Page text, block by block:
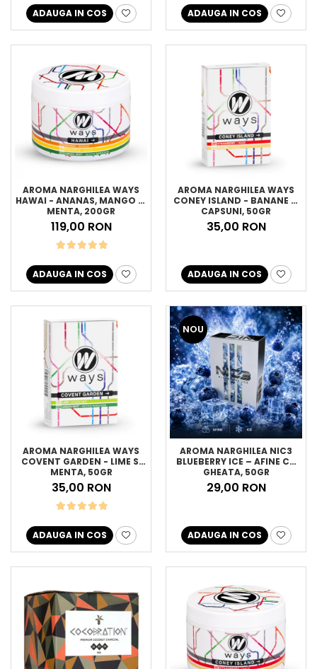
ADAUGA IN COS ADAUGA IN COS
AROMA NARGHILEA WAYS
HAWAI - ANANAS, MANGO SI
MENTA, 200GR
119,00 RON
ADAUGA IN COS
AROMA NARGHILEA WAYS
CONEY ISLAND - BANANE SI
CAPSUNI, 50GR
35,00 RON
ADAUGA IN COS
AROMA NARGHILEA WAYS
COVENT GARDEN - LIME SI
MENTA, 50GR
35,00 RON
ADAUGA IN COS
NOU
AROMA NARGHILEA NIC3
BLUEBERRY ICE – AFINE CU
GHEATA, 50GR
29,00 RON
ADAUGA IN COS